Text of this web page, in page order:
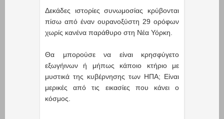
Δεκάδες ιστορίες συνωμοσίας κρύβονται
πίσω από έναν ουρανοξύστη 29 ορόφων
χωρίς κανένα παράθυρο στη Νέα Υόρκη.
Θα μπορούσε να είναι κρησφύγετο
εξωγήινων ή μήπως κάποιο κτήριο με
μυστικά της κυβέρνησης των ΗΠΑ; Είναι
μερικές από τις εικασίες που κάνει ο
κόσμος.